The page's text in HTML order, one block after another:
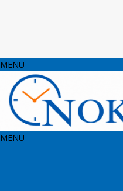
MENU
MENU